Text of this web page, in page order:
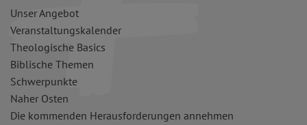
Unser Angebot
Veranstaltungskalender
Theologische Basics
Biblische Themen
Schwerpunkte
Naher Osten
Die kommenden Herausforderungen annehmen